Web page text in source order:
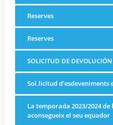
Reserves
Reserves
SOLICITUD DE
Sol.licitud d’esdeveniments
La temporada 2023/2024
aconsegueix el seu equador